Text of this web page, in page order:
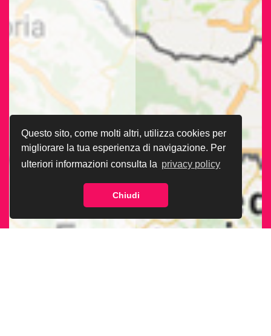
Questo sito, come molti altri, utilizza cookies per
migliorare la tua esperienza di navigazione. Per
ulteriori informazioni consulta la privacy policy
Chiudi